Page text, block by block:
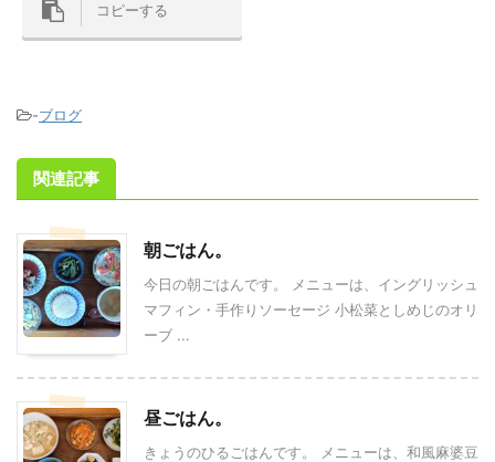
コピーする
-ブログ
関連記事
朝ごはん。
今日の朝ごはんです。 メニューは、イングリッシュ
マフィン・手作りソーセージ 小松菜としめじのオリ
ーブ ...
昼ごはん。
きょうのひるごはんです。 メニューは、和風麻婆豆